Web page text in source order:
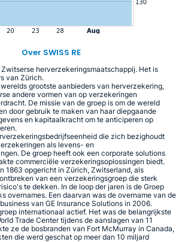
Over SWISS RE
Zwitserse herverzekeringsmaatschappij. Het is
van Zürich.
grootste aanbieders van herverzekering,
andere vormen van op verzekeringen
De missie van de groep is om de wereld
door gebruik te maken van haar diepgaande
en kapitaalkracht om te anticiperen op
die zich bezighoudt
als levens- en
De groep heeft ook een corporate solutions
commerciële verzekeringsoplossingen biedt.
1863 opgericht in Zürich, Zwitserland, als
van een verzekeringsgroep die sterk
te dekken. In de loop der jaren is de Groep
overnames. Een daarvan was de overname van de
van GE Insurance Solutions in 2006.
internationaal actief. Het was de belangrijkste
Trade Center tijdens de aanslagen van 11
ze de bosbranden van Fort McMurray in Canada,
die werd geschat op meer dan 10 miljard